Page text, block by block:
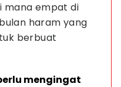
mana empat di
haram yang
berbuat
mengingat